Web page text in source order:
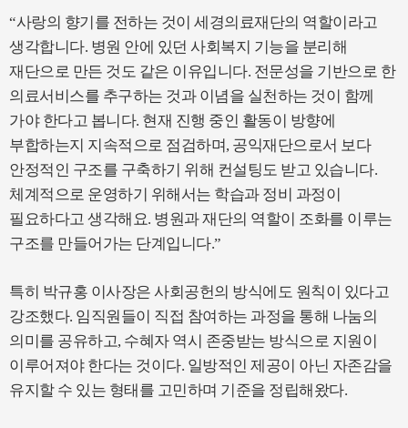
“사랑의 향기를 전하는 것이 세경의료재단의 역할이라고
생각합니다. 병원 안에 있던 사회복지 기능을 분리해
재단으로 만든 것도 같은 이유입니다. 전문성을 기반으로 한
의료서비스를 추구하는 것과 이념을 실천하는 것이 함께
가야 한다고 봅니다. 현재 진행 중인 활동이 방향에
부합하는지 지속적으로 점검하며, 공익재단으로서 보다
안정적인 구조를 구축하기 위해 컨설팅도 받고 있습니다.
체계적으로 운영하기 위해서는 학습과 정비 과정이
필요하다고 생각해요. 병원과 재단의 역할이 조화를 이루는
구조를 만들어가는 단계입니다.”
특히 박규홍 이사장은 사회공헌의 방식에도 원칙이 있다고
강조했다. 임직원들이 직접 참여하는 과정을 통해 나눔의
의미를 공유하고, 수혜자 역시 존중받는 방식으로 지원이
이루어져야 한다는 것이다. 일방적인 제공이 아닌 자존감을
유지할 수 있는 형태를 고민하며 기준을 정립해왔다.